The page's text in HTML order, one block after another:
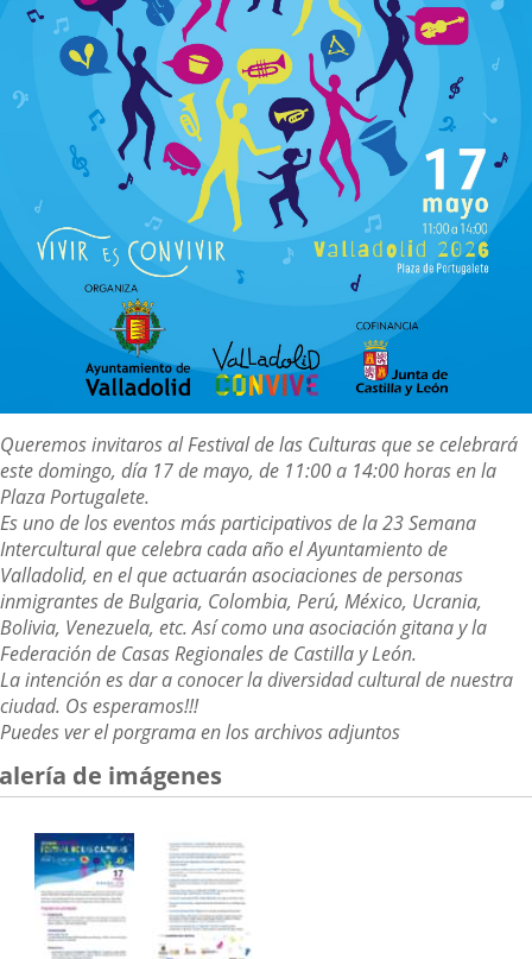
Descripción
Queremos invitaros al Festival de las Culturas que se celebrará
este domingo, día 17 de mayo, de 11:00 a 14:00 horas en la
Plaza Portugalete.
Es uno de los eventos más participativos de la 23 Semana
Intercultural que celebra cada año el Ayuntamiento de
Valladolid, en el que actuarán asociaciones de personas
inmigrantes de Bulgaria, Colombia, Perú, México, Ucrania,
Bolivia, Venezuela, etc. Así como una asociación gitana y la
Federación de Casas Regionales de Castilla y León.
La intención es dar a conocer la diversidad cultural de nuestra
ciudad. Os esperamos!!!
Puedes ver el porgrama en los archivos adjuntos
de imágenes